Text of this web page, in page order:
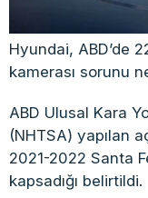
Hyundai, ABD’de
kamerası sorunu
ABD Ulusal Kara
(NHTSA) yapılan
2021-2022 Santa
kapsadığı belirtildi.